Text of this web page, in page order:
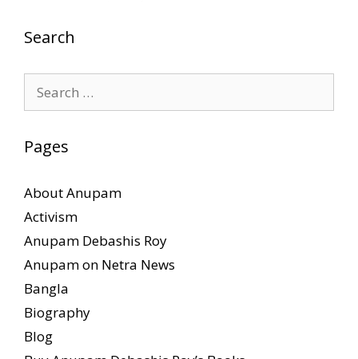
Search
for:
Pages
About Anupam
Activism
Anupam Debashis Roy
Anupam on Netra News
Bangla
Biography
Blog